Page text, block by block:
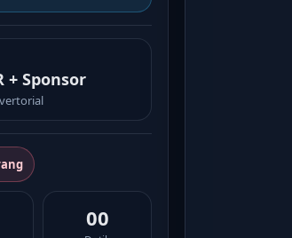
+ Sponsor
00